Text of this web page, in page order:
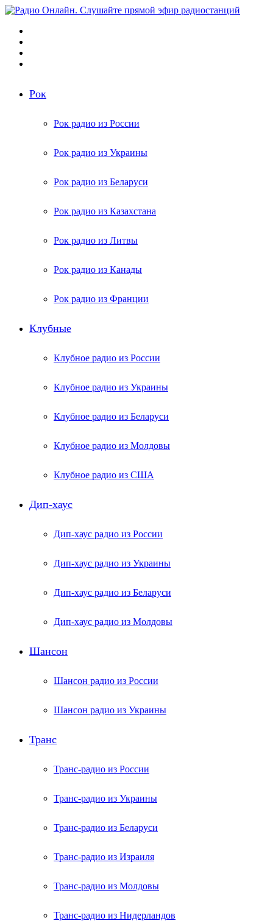
Рок
Рок радио из России
Рок радио из Украины
Рок радио из Беларуси
Рок радио из Казахстана
Рок радио из Литвы
Рок радио из Канады
Рок радио из Франции
Клубные
Клубное радио из России
Клубное радио из Украины
Клубное радио из Беларуси
Клубное радио из Молдовы
Клубное радио из США
Дип-хаус
Дип-хаус радио из России
Дип-хаус радио из Украины
Дип-хаус радио из Беларуси
Дип-хаус радио из Молдовы
Шансон
Шансон радио из России
Шансон радио из Украины
Транс
Транс-радио из России
Транс-радио из Украины
Транс-радио из Беларуси
Транс-радио из Израиля
Транс-радио из Молдовы
Транс-радио из Нидерландов